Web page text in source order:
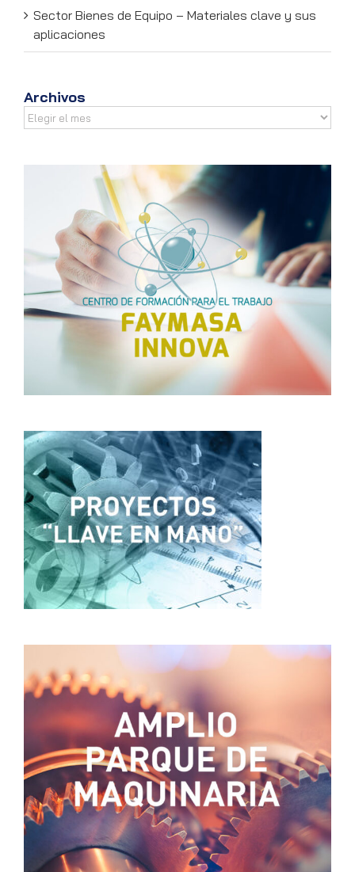
Sector Bienes de Equipo – Materiales clave y sus
aplicaciones
Archivos
Archivos